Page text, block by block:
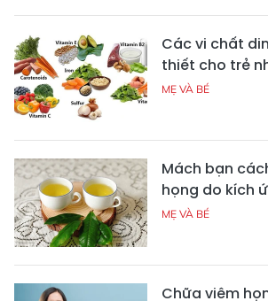
Các vi chất
thiết cho trẻ
MẸ VÀ BÉ
Mách bạn
họng do kích
MẸ VÀ BÉ
Chữa viêm